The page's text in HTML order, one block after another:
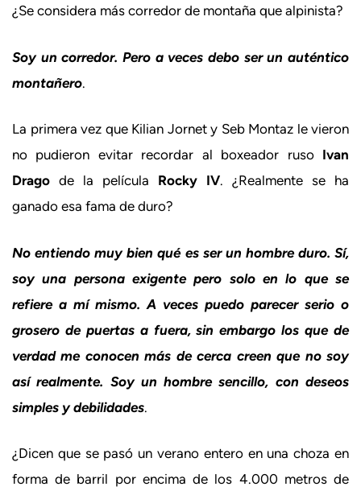
¿Se considera más corredor de montaña que alpinista?
Soy un corredor. Pero a veces debo ser un auténtico
montañero.
La primera vez que Kilian Jornet y Seb Montaz le vieron
no pudieron evitar recordar al boxeador ruso Ivan
Drago de la película Rocky IV. ¿Realmente se ha
ganado esa fama de duro?
No entiendo muy bien qué es ser un hombre duro. Sí,
soy una persona exigente pero solo en lo que se
refiere a mí mismo. A veces puedo parecer serio o
grosero de puertas a fuera, sin embargo los que de
verdad me conocen más de cerca creen que no soy
así realmente. Soy un hombre sencillo, con deseos
simples y debilidades.
¿Dicen que se pasó un verano entero en una choza en
forma de barril por encima de los 4.000 metros de